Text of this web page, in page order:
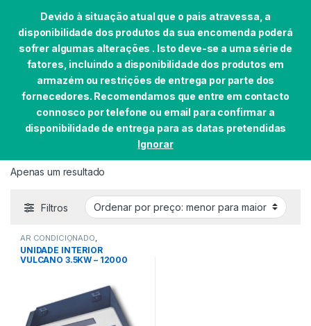
Devido à situação atual que o pais atravessa, a
disponibilidade dos produtos da sua encomenda poderá
sofrer algumas alterações . Isto deve-se a uma série de
fatores, incluindo a disponibilidade dos produtos em
armazém ou restrições de entrega por parte dos
fornecedores. Recomendamos que entre em contacto
connosco por telefone ou email para confirmar a
disponibilidade de entrega para as datas pretendidas
Ignorar
Skip to navigation
Skip to content
EAN do produto 4051516778842
4051516778842
Apenas um resultado
Filtros
AR CONDICIONADO
CLIMATIZAÇÃO
UNIDADE INTERIOR
VULCANO 3.5KW – 12000